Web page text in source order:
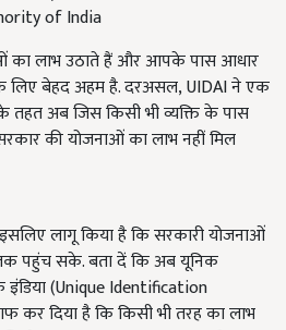
of India
का लाभ उठाते हैं और आपके पास आधार
लिए बेहद अहम है. दरअसल, UIDAI ने एक
तहत अब जिस किसी भी व्यक्ति के पास
की योजनाओं का लाभ नहीं मिल
लागू किया है कि सरकारी योजनाओं
पहुंच सके. बता दें कि अब यूनिक
(Unique Identification
कर दिया है कि किसी भी तरह का लाभ